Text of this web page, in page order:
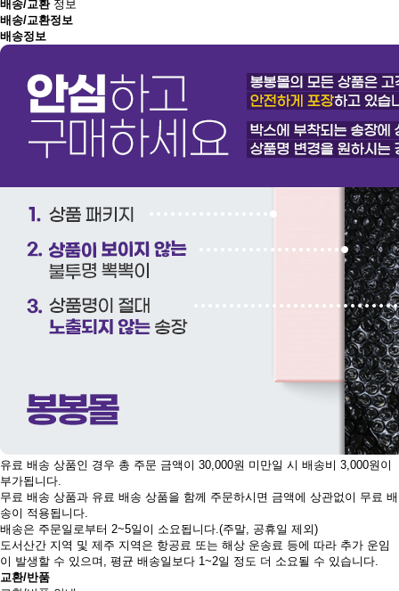
배송/교환정보
배송/교환정보
배송정보
유료 배송 상품인 경우 총 주문 금액이 30,000원 미만일 시 배송비 3,000원이
부가됩니다.
무료 배송 상품과 유료 배송 상품을 함께 주문하시면 금액에 상관없이 무료 배
송이 적용됩니다.
배송은 주문일로부터 2~5일이 소요됩니다.(주말, 공휴일 제외)
도서산간 지역 및 제주 지역은 항공료 또는 해상 운송료 등에 따라 추가 운임
이 발생할 수 있으며, 평균 배송일보다 1~2일 정도 더 소요될 수 있습니다.
교환/반품